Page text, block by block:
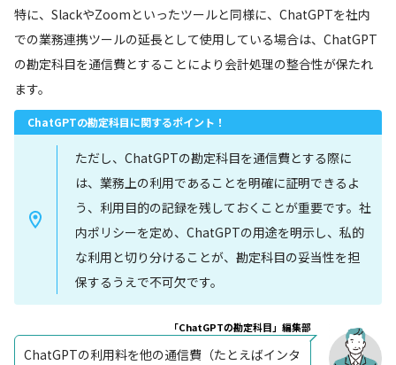
特に、SlackやZoomといったツールと同様に、ChatGPTを社内
での業務連携ツールの延長として使用している場合は、ChatGPT
の勘定科目を通信費とすることにより会計処理の整合性が保たれ
ます。
ChatGPTの勘定科目に関するポイント！
ただし、ChatGPTの勘定科目を通信費とする際に
は、業務上の利用であることを明確に証明できるよ
う、利用目的の記録を残しておくことが重要です。社
内ポリシーを定め、ChatGPTの用途を明示し、私的
な利用と切り分けることが、勘定科目の妥当性を担
保するうえで不可欠です。
「ChatGPTの勘定科目」編集部
ChatGPTの利用料を他の通信費（たとえばインタ